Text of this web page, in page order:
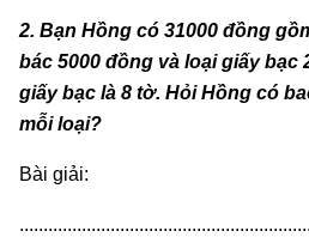
2. Bạn Hồng có 31000 đồng
bác 5000 đồng và loại giấy bạc
giấy bạc là 8 tờ. Hỏi Hồng có
mỗi loại?
Bài giải: